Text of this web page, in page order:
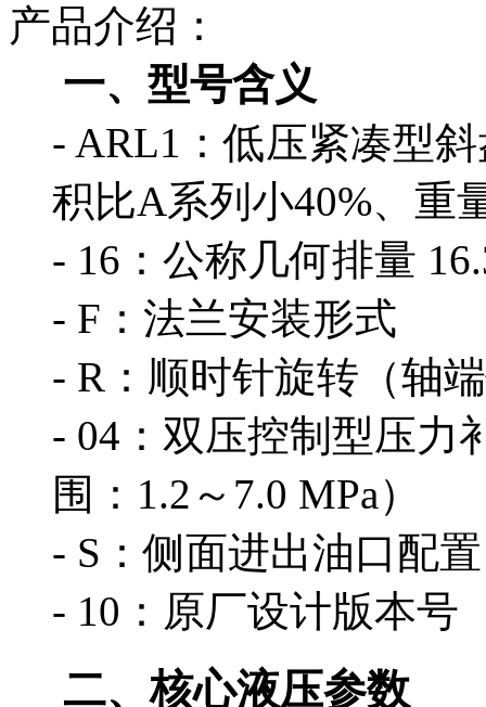
产品介绍：
一、型号含义
- ARL1：低压紧凑型
积比A系列小40%、重
- 16：公称几何排量
- F：法兰安装形式
- R：顺时针旋转（轴
- 04：双压控制型压力
围：1.2～7.0 MPa）
- S：侧面进出油口配置
- 10：原厂设计版本号
二、核心液压参数